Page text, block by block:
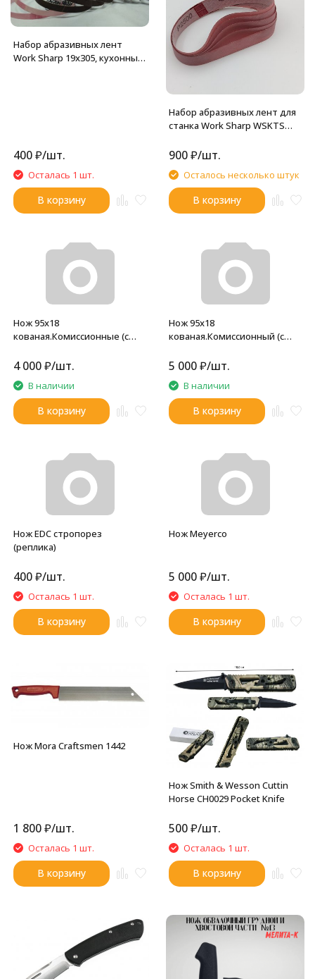
Набор абразивных лент
Work Sharp 19х305, кухонный
400₽/шт.
Осталась 1 шт.
В корзину
Набор абразивных лент для
станка Work Sharp WSKTS
900₽/шт.
Осталось несколько штук
В корзину
Нож 95х18
кованая.Комиссионные (с
4 000₽/шт.
В наличии
В корзину
Нож 95х18
кованая.Комиссионный (с
5 000₽/шт.
В наличии
В корзину
Нож EDC стропорез
(реплика)
400₽/шт.
Осталась 1 шт.
В корзину
Нож Meyerco
5 000₽/шт.
Осталась 1 шт.
В корзину
Нож Mora Craftsmen 1442
1 800₽/шт.
Осталась 1 шт.
В корзину
Нож Smith & Wesson Cuttin
Horse CH0029 Pocket Knife
500₽/шт.
Осталась 1 шт.
В корзину